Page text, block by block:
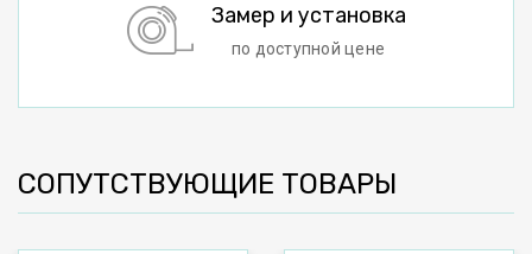
Замер и установка
по доступной цене
СОПУТСТВУЮЩИЕ ТОВАРЫ